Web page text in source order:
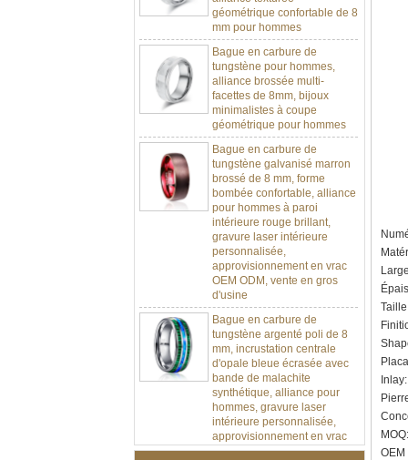
mm pour hommes
Bague en carbure de
tungstène pour hommes,
alliance brossée multi-
facettes de 8mm, bijoux
minimalistes à coupe
géométrique pour hommes
Bague en carbure de
tungstène galvanisé marron
brossé de 8 mm, forme
bombée confortable, alliance
pour hommes à paroi
intérieure rouge brillant,
gravure laser intérieure
personnalisée,
approvisionnement en vrac
OEM ODM, vente en gros
d'usine
Bague en carbure de
tungstène argenté poli de 8
mm, incrustation centrale
d'opale bleue écrasée avec
bande de malachite
synthétique, alliance pour
hommes, gravure laser
intérieure personnalisée,
approvisionnement en vrac
OEM ODM, vente en gros
d'usin